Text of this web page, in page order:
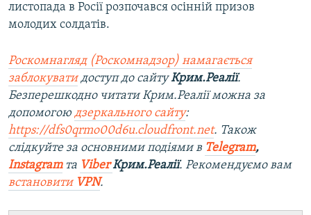
листопада в Росії розпочався осінній призов
молодих солдатів.
Роскомнагляд (Роскомнадзор) намагається
заблокуватидоступ до сайтуКрим.Реалії.
Безперешкодно читати Крим.Реалії можна за
допомогою дзеркального сайту:
https://dfs0qrmo00d6u.cloudfront.net. Також
слідкуйте за основними подіями в Telegram,
Instagramта ViberКрим.Реалії. Рекомендуємо вам
встановити VPN.